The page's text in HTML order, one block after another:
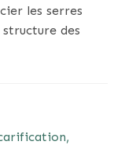
les serres
des